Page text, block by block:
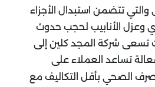
والتي تتضمن استبدال الأجزاء
وعزل الأنابيب لحجب حدوث
تسعى شركة المجد كلين إلى
تساعد العملاء على
الصحي بأقل التكاليف مع